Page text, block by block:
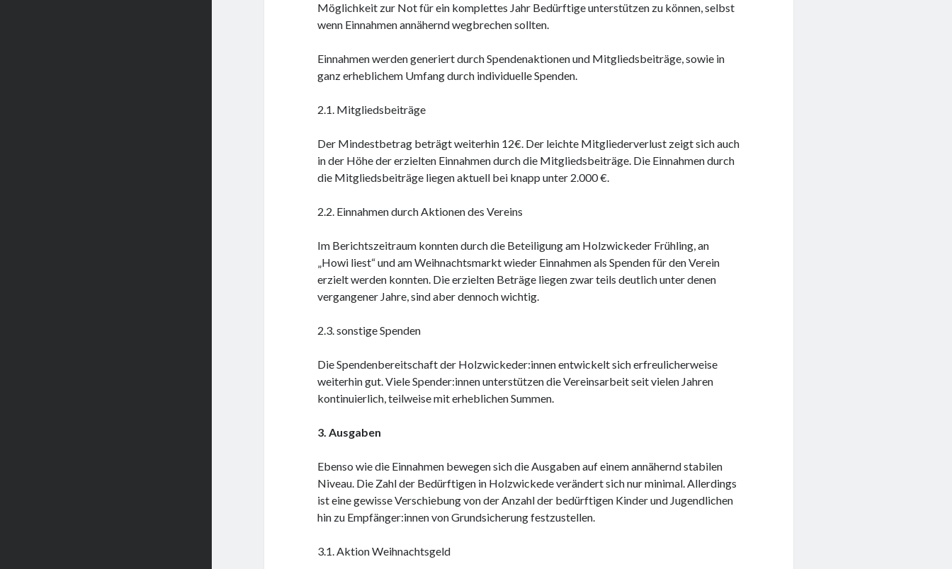
Möglichkeit zur Not für ein komplettes Jahr Bedürftige unterstützen zu können, selbst
wenn Einnahmen annähernd wegbrechen sollten.
Einnahmen werden generiert durch Spendenaktionen und Mitgliedsbeiträge, sowie in
ganz erheblichem Umfang durch individuelle Spenden.
2.1. Mitgliedsbeiträge
Der Mindestbetrag beträgt weiterhin 12€. Der leichte Mitgliederverlust zeigt sich auch
in der Höhe der erzielten Einnahmen durch die Mitgliedsbeiträge. Die Einnahmen durch
die Mitgliedsbeiträge liegen aktuell bei knapp unter 2.000 €.
2.2. Einnahmen durch Aktionen des Vereins
Im Berichtszeitraum konnten durch die Beteiligung am Holzwickeder Frühling, an
„Howi liest“ und am Weihnachtsmarkt wieder Einnahmen als Spenden für den Verein
erzielt werden konnten. Die erzielten Beträge liegen zwar teils deutlich unter denen
vergangener Jahre, sind aber dennoch wichtig.
2.3. sonstige Spenden
Die Spendenbereitschaft der Holzwickeder:innen entwickelt sich erfreulicherweise
weiterhin gut. Viele Spender:innen unterstützen die Vereinsarbeit seit vielen Jahren
kontinuierlich, teilweise mit erheblichen Summen.
3. Ausgaben
Ebenso wie die Einnahmen bewegen sich die Ausgaben auf einem annähernd stabilen
Niveau. Die Zahl der Bedürftigen in Holzwickede verändert sich nur minimal. Allerdings
ist eine gewisse Verschiebung von der Anzahl der bedürftigen Kinder und Jugendlichen
hin zu Empfänger:innen von Grundsicherung festzustellen.
3.1. Aktion Weihnachtsgeld